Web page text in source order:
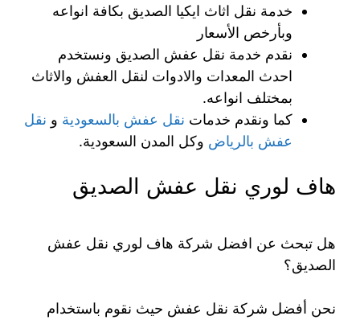
خدمة نقل اثاث ايكيا الصديق بكافة انواعه
وبأرخص الأسعار
نقدم خدمة نقل عفش الصديق ونستخدم
احدث المعدات والادوات لنقل العفش والاثاث
بمختلف انواعه.
كما ونقدم خدمات نقل عفش بالسعودية و نقل
عفش بالرياض وكل المدن السعودية.
هاف لوري نقل عفش الصديق
هل تبحث عن افضل شركة هاف لوري نقل عفش
الصديق؟
نحن أفضل شركة نقل عفش حيث نقوم باستخدام